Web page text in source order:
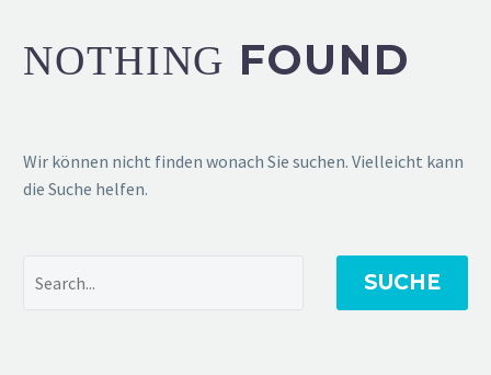
NOTHING FOUND
Wir können nicht finden wonach Sie suchen. Vielleicht kann
die Suche helfen.
SUCHE